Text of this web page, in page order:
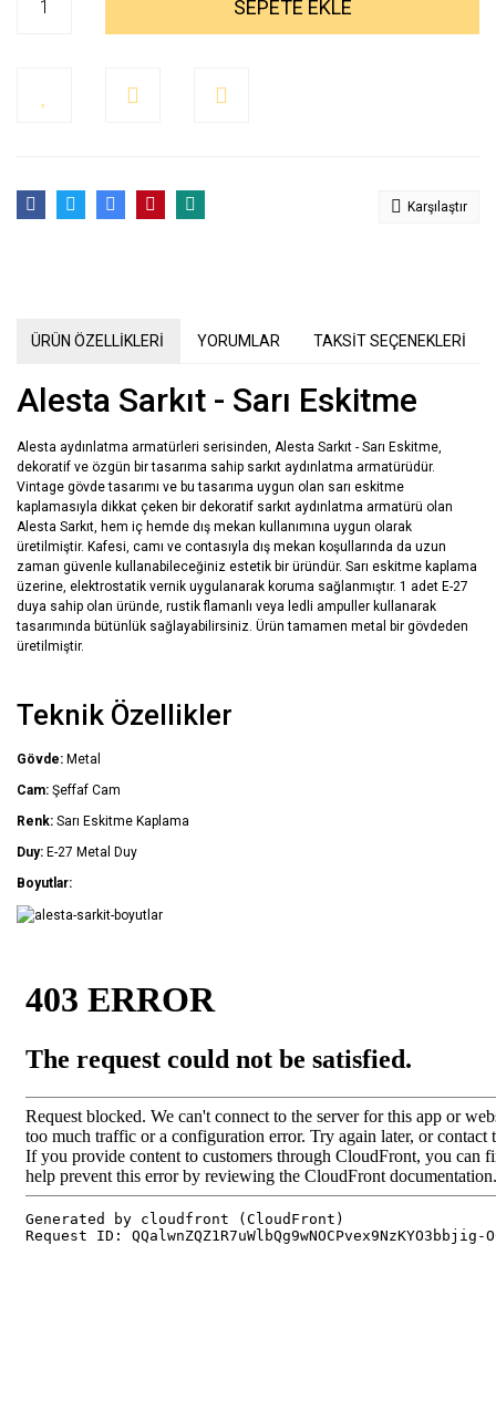
SEPETE EKLE
Karşılaştır
ÜRÜN ÖZELLİKLERİ YORUMLAR TAKSİT SEÇENEKLERİ
Alesta Sarkıt - Sarı Eskitme
Alesta aydınlatma armatürleri serisinden, Alesta Sarkıt - Sarı Eskitme,
dekoratif ve özgün bir tasarıma sahip sarkıt aydınlatma armatürüdür.
Vintage gövde tasarımı ve bu tasarıma uygun olan sarı eskitme
kaplamasıyla dikkat çeken bir dekoratif sarkıt aydınlatma armatürü olan
Alesta Sarkıt, hem iç hemde dış mekan kullanımına uygun olarak
üretilmiştir. Kafesi, camı ve contasıyla dış mekan koşullarında da uzun
zaman güvenle kullanabileceğiniz estetik bir üründür. Sarı eskitme kaplama
üzerine, elektrostatik vernik uygulanarak koruma sağlanmıştır. 1 adet E-27
duya sahip olan üründe, rustik flamanlı veya ledli ampuller kullanarak
tasarımında bütünlük sağlayabilirsiniz. Ürün tamamen metal bir gövdeden
üretilmiştir.
Teknik Özellikler
Gövde: Metal
Cam: Şeffaf Cam
Renk: Sarı Eskitme Kaplama
Duy: E-27 Metal Duy
Boyutlar: